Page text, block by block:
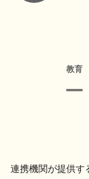
教育
連携機関が提供す